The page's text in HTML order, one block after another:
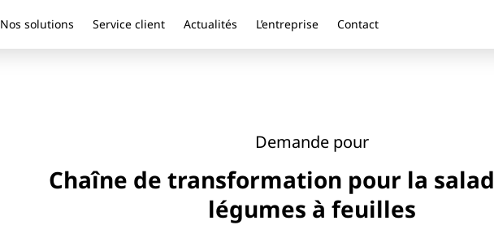
Nos solutions Service client Actualités L’entreprise Contact
Demande pour
Chaîne de transformation pour la
légumes à feuilles